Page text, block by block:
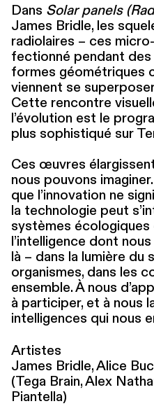
Dans Solar panels
James Bridle, les
radiolaires – ces
fec­tion­né pendant des
formes géométriques
viennent se
Cette rencontre
l’évolution est le
plus sophistiqué sur
Ces œuvres
nous pouvons
que l’innovation ne
la technologie peut
systèmes écologiques
l’intelligence dont
là – dans la lumière du
organismes, dans les
ensemble. À nous
à participer, et à nous
intel­li­gences qui nous
Artistes
James Bridle, Alice
(Tega Brain, Alex
Piantella)